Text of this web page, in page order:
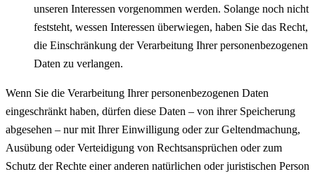
unseren Interessen vorgenommen werden. Solange noch nicht
feststeht, wessen Interessen überwiegen, haben Sie das Recht,
die Einschränkung der Verarbeitung Ihrer personenbezogenen
Daten zu verlangen.
Wenn Sie die Verarbeitung Ihrer personenbezogenen Daten
eingeschränkt haben, dürfen diese Daten – von ihrer Speicherung
abgesehen – nur mit Ihrer Einwilligung oder zur Geltendmachung,
Ausübung oder Verteidigung von Rechtsansprüchen oder zum
Schutz der Rechte einer anderen natürlichen oder juristischen Person